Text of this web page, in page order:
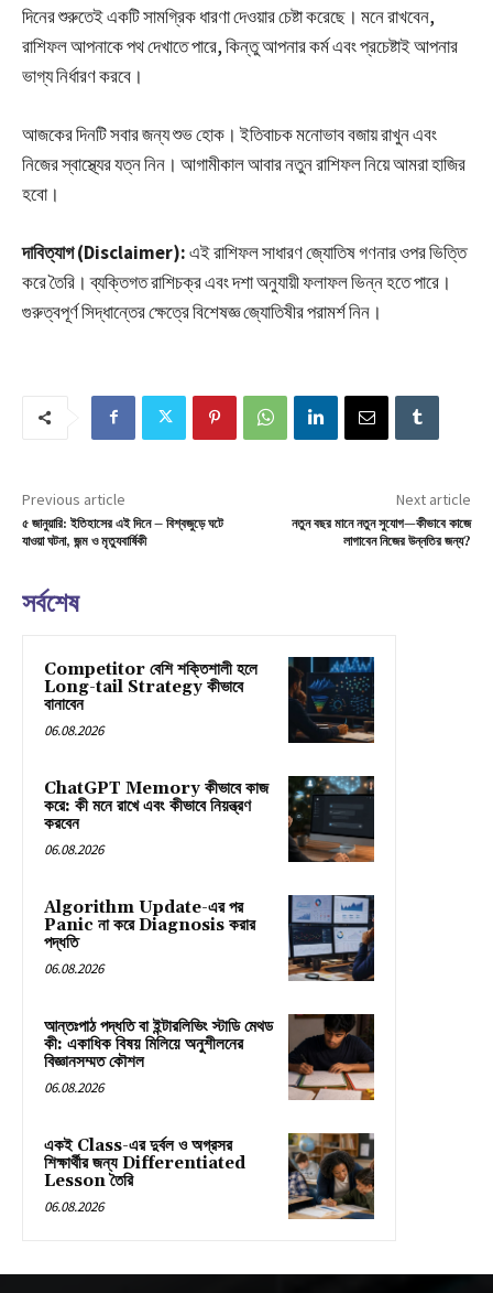
দিনের শুরুতেই একটি সামগ্রিক ধারণা দেওয়ার চেষ্টা করেছে। মনে রাখবেন,
রাশিফল আপনাকে পথ দেখাতে পারে, কিন্তু আপনার কর্ম এবং প্রচেষ্টাই আপনার
ভাগ্য নির্ধারণ করবে।
আজকের দিনটি সবার জন্য শুভ হোক। ইতিবাচক মনোভাব বজায় রাখুন এবং
নিজের স্বাস্থ্যের যত্ন নিন। আগামীকাল আবার নতুন রাশিফল নিয়ে আমরা হাজির
হবো।
দাবিত্যাগ (Disclaimer):এই রাশিফল সাধারণ জ্যোতিষ গণনার ওপর ভিত্তি
করে তৈরি। ব্যক্তিগত রাশিচক্র এবং দশা অনুযায়ী ফলাফল ভিন্ন হতে পারে।
গুরুত্বপূর্ণ সিদ্ধান্তের ক্ষেত্রে বিশেষজ্ঞ জ্যোতিষীর পরামর্শ নিন।
Previous article
৫ জানুয়ারি: ইতিহাসের এই দিনে – বিশ্বজুড়ে ঘটে
যাওয়া ঘটনা, জন্ম ও মৃত্যুবার্ষিকী
Next article
নতুন বছর মানে নতুন সুযোগ—কীভাবে কাজে
লাগাবেন নিজের উন্নতির জন্য?
সর্বশেষ
Competitor বেশি শক্তিশালী হলে
Long-tail Strategy কীভাবে
বানাবেন
06.08.2026
ChatGPT Memory কীভাবে কাজ
করে: কী মনে রাখে এবং কীভাবে নিয়ন্ত্রণ
করবেন
06.08.2026
Algorithm Update-এর পর
Panic না করে Diagnosis করার
পদ্ধতি
06.08.2026
আন্তঃপাঠ পদ্ধতি বা ইন্টারলিভিং স্টাডি মেথড
কী: একাধিক বিষয় মিলিয়ে অনুশীলনের
বিজ্ঞানসম্মত কৌশল
06.08.2026
একই Class-এর দুর্বল ও অগ্রসর
শিক্ষার্থীর জন্য Differentiated
Lesson তৈরি
06.08.2026